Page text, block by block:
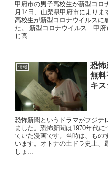
甲府市の男子高校生が新型コロ
月14日、山梨県甲府市により
高校生が新型コロナウイルスに
た。 新型コロナウイルス 甲
じ高...
情報
恐怖
無料
キス
恐怖新聞というドラマがフジテ
ました。恐怖新聞は1970年代
ていた漫画です。当時は、もの
います。オトナの土ドラ史上、
しょ...